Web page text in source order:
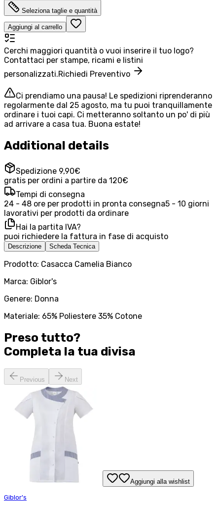
Seleziona taglie e quantità
Aggiungi al carrello
Cerchi maggiori quantità o vuoi inserire il tuo logo?
Contattaci per stampe, ricami e listini
personalizzati.Richiedi Preventivo
Ci prendiamo una pausa! Le spedizioni riprenderanno
regolarmente dal 25 agosto, ma tu puoi tranquillamente
ordinare i tuoi capi. Ci metteranno soltanto un po' di più
ad arrivare a casa tua. Buona estate!
Additional details
Spedizione 9,90€
gratis per ordini a partire da 120€
Tempi di consegna
24 - 48 ore per prodotti in pronta consegna5 - 10 giorni
lavorativi per prodotti da ordinare
Hai la partita IVA?
puoi richiedere la fattura in fase di acquisto
Descrizione Scheda Tecnica
Prodotto: Casacca Camelia Bianco
Marca: Giblor's
Genere: Donna
Materiale: 65% Poliestere 35% Cotone
Preso tutto?
Completa la tua divisa
Previous Next
Aggiungi alla wishlist
Giblor's